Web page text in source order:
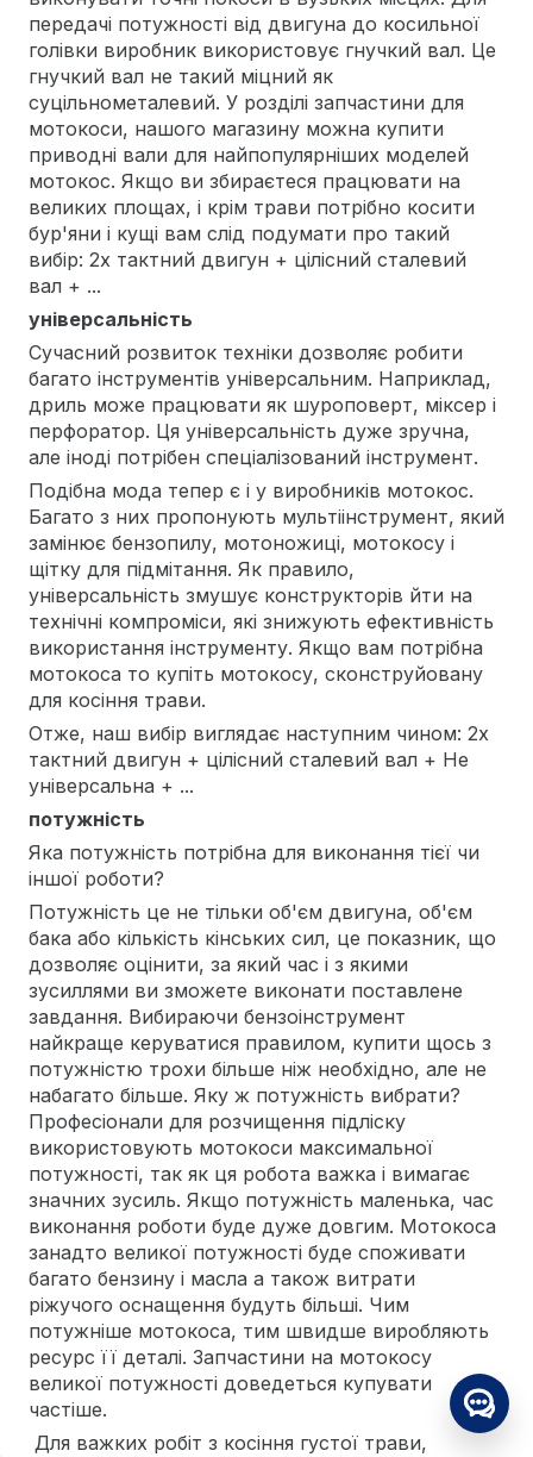
передачі потужності від двигуна до косильної
голівки виробник використовує гнучкий вал. Це
гнучкий вал не такий міцний як
суцільнометалевий. У розділі запчастини для
мотокоси, нашого магазину можна купити
приводні вали для найпопулярніших моделей
мотокос. Якщо ви збираєтеся працювати на
великих площах, і крім трави потрібно косити
бур'яни і кущі вам слід подумати про такий
вибір: 2х тактний двигун + цілісний сталевий
вал + ...
універсальність
Сучасний розвиток техніки дозволяє робити
багато інструментів універсальним. Наприклад,
дриль може працювати як шуроповерт, міксер і
перфоратор. Ця універсальність дуже зручна,
але іноді потрібен спеціалізований інструмент.
Подібна мода тепер є і у виробників мотокос.
Багато з них пропонують мультіінструмент, який
замінює бензопилу, мотоножиці, мотокосу і
щітку для підмітання. Як правило,
універсальність змушує конструкторів йти на
технічні компроміси, які знижують ефективність
використання інструменту. Якщо вам потрібна
мотокоса то купіть мотокосу, сконструйовану
для косіння трави.
Отже, наш вибір виглядає наступним чином: 2х
тактний двигун + цілісний сталевий вал + Не
універсальна + ...
потужність
Яка потужність потрібна для виконання тієї чи
іншої роботи?
Потужність це не тільки об'єм двигуна, об'єм
бака або кількість кінських сил, це показник, що
дозволяє оцінити, за який час і з якими
зусиллями ви зможете виконати поставлене
завдання. Вибираючи бензоінструмент
найкраще керуватися правилом, купити щось з
потужністю трохи більше ніж необхідно, але не
набагато більше. Яку ж потужність вибрати?
Професіонали для розчищення підліску
використовують мотокоси максимальної
потужності, так як ця робота важка і вимагає
значних зусиль. Якщо потужність маленька, час
виконання роботи буде дуже довгим. Мотокоса
занадто великої потужності буде споживати
багато бензину і масла а також витрати
ріжучого оснащення будуть більші. Чим
потужніше мотокоса, тим швидше виробляють
ресурс її деталі. Запчастини на мотокосу
великої потужності доведеться купувати
частіше.
Для важких робіт з косіння густої трави,